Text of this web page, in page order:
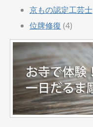
京もの認定工芸士
位牌修復 (4)